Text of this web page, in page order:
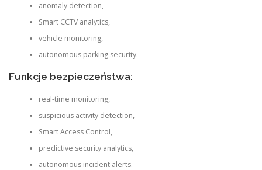
anomaly detection,
Smart CCTV analytics,
vehicle monitoring,
autonomous parking security.
Funkcje bezpieczeństwa:
real-time monitoring,
suspicious activity detection,
Smart Access Control,
predictive security analytics,
autonomous incident alerts.